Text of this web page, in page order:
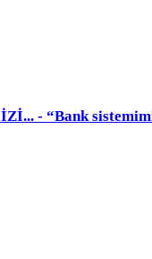
- “Bank